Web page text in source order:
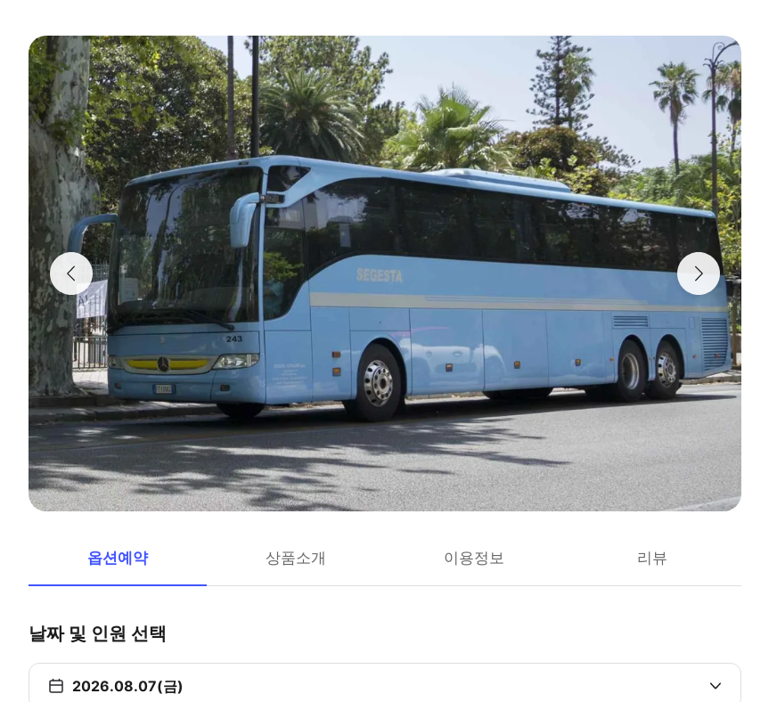
옵션예약 상품소개 이용정보 리뷰
날짜 및 인원 선택
2026.08.07(금)